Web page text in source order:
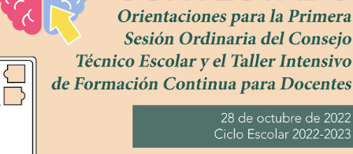
fortalecer los procesos de enseñanza y aprendizaje para que los
alumnos alcacen los niveles de logro educativo. Agradecemos a
los creadores de estos increibles archivos ya que gracias a su
dedicacion y trabajo podemos gozar de estas planeaciones
didacticas, recuerden que nosotros solo los compartimos con
fines educativos, didácticos e informativos.😊 Obtén docum...